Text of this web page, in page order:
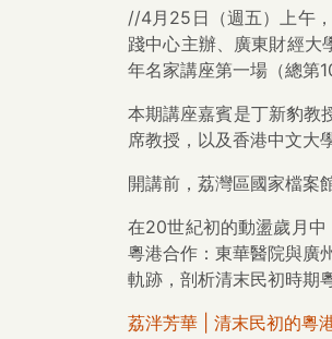
//4月25日（週五）上午
踐中心主辦、廣東財經大
年名家講座第一場（總第
本期講座嘉賓是丁新豹教
席教授，以及香港中文大
開講前，荔灣區國家檔案
在20世紀初的動盪歲月中
粵港合作：東華醫院與廣
軌跡，剖析清末民初時期
荔泮芳華 | 清末民初的粵